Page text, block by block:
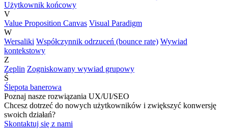
Użytkownik końcowy
V
Value Proposition Canvas Visual Paradigm
W
Wersaliki Współczynnik odrzuceń (bounce rate) Wywiad
kontekstowy
Z
Zeplin Zogniskowany wywiad grupowy
Ś
Ślepota banerowa
Poznaj nasze rozwiązania UX/UI/SEO
Chcesz dotrzeć do nowych użytkowników i zwiększyć konwersję
swoich działań?
Skontaktuj się z nami